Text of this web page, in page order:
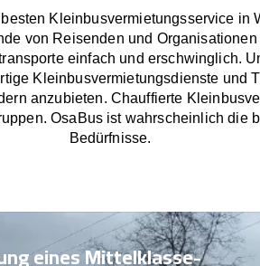
Kleinbusvermietungsservice in
von Reisenden und
einfach und erschwinglich.
Kleinbusvermietungsdienste und
anzubieten. Chauffierte
OsaBus ist wahrscheinlich die
Bedürfnisse.
eines Mittelklasse-